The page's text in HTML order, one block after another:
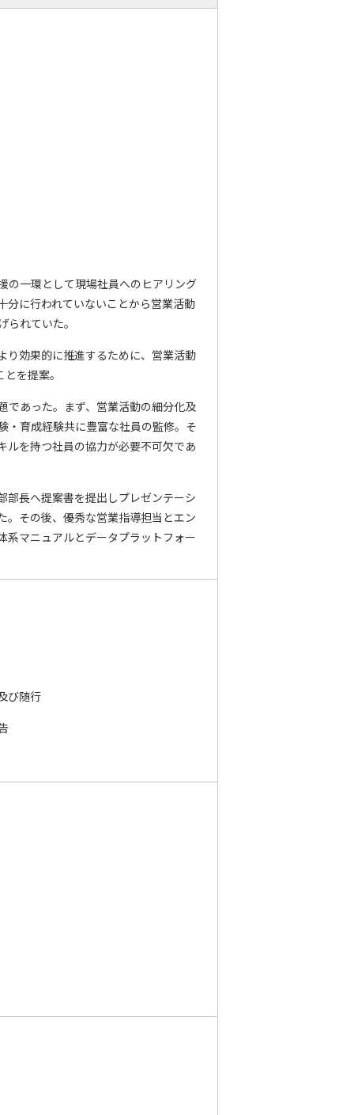
の一環として現場社員へのヒアリング
分に行われていないことから営業活動
れていた。
り効果的に推進するために、営業活動
を提案。
であった。まず、営業活動の細分化及
・育成経験共に豊富な社員の監修。そ
ルを持つ社員の協力が必要不可欠であ
部長へ提案書を提出しプレゼンテーシ
。その後、優秀な営業指導担当とエン
系マニュアルとデータプラットフォー
び随行